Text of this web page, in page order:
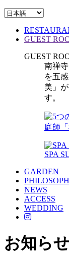
GUEST
GUEST
南禅
を五
美」
す。
庭師
SPA
GARDEN
NEWS
ACCESS
WEDDING
お知らせ